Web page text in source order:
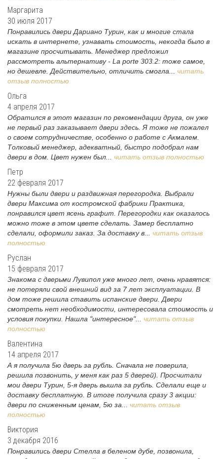
Маргарита
30 июля 2017
Понравились двери Дариано Турин, как и многие стала
искать в интернете, узнавать стоимость, некогда было в
магазине просчитывать. Менеджер предложил
рассмотреть альтернативу - La porte 303.2: тоже самое,
но дешевле. Действительно, отличить смогла... читать
отзыв полностью
Ольга
4 апреля 2017
Обратился в этот магазин по рекомендации друга, он уже
не первый раз заказывает двери здесь. Я тоже не пожалел
о своем сотрудничестве, особенно о работе с Акмалем.
Толковый менеджер, адекватный, быстро подобрал нам
двери в дом. Цвет нужен был... читать отзыв полностью
Петр
22 февраля 2017
Нужны были двери и раздвижная перегородка. Выбрали
двери Максима от костромской фабрики Практика,
понравился цвет ясень графит. Перегородки как оказалось
можно тоже в этом цвете сделать. Замер бесплатно
сделали, оформили заказ. За доставку в... читать отзыв
полностью
Руслан
15 февраля 2017
Знакома с дверьми Лувипол уже много лет, очень нравятся:
не потеряли свой внешний вид за 7 лет эксплуатации. В
дом тоже решила ставить испанские двери. Двери
смотреть нет необходимости, интересовала стоимость и
условия покупки. Нашла "интересное"... читать отзыв
полностью
Валентина
14 апреля 2017
А я получила 5ю дверь за рубль. Сначала не поверила,
решила позвонить, у меня как раз 5 дверей). Просчитали
мои двери Турин, 5-я дверь вышла за рубль. Сделали еще и
доставку бесплатную. В итоге получила сразу 3 акции:
двери по сниженным ценам, 5ю за... читать отзыв
полностью
Виктория
3 декабря 2016
Понравились двери Стелла в беленом дубе, позвонила,